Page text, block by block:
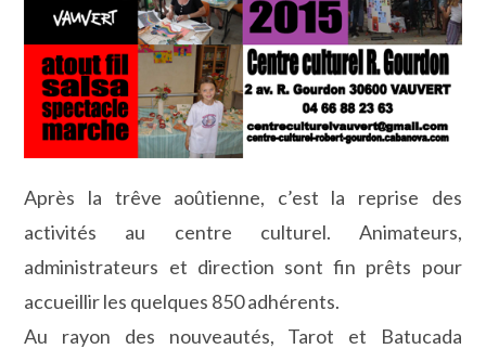
Après la trêve aoûtienne, c’est la reprise des
activités au centre culturel. Animateurs,
administrateurs et direction sont fin prêts pour
accueillir les quelques 850 adhérents.
Au rayon des nouveautés, Tarot et Batucada